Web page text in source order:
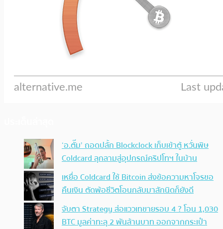
‘อ.ตั๊ม’ ถอดปลั้ก Blockclock เก็บเข้าตู้ หวั่นพิษ
Coldcard ลุกลามสู่อุปกรณ์คริปโทฯ ในบ้าน
เหยื่อ Coldcard ใช้ Bitcoin ส่งข้อความหาโจรขอ
คืนเงิน ตัดพ้อชีวิตโอนกลับมาสักนิดก็ยังดี
จับตา Strategy ส่อแววเทขายรอบ 4 ? โอน 1,030
BTC มูลค่าทะลุ 2 พันล้านบาท ออกจากกระเป๋า